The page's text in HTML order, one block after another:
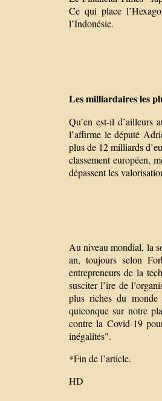
Ce qui place
l’Indonésie.
Les milliardaires les
Qu’en est-il d’ailleurs
l’affirme le député
plus de 12 milliards
classement européen,
dépassent les
Au niveau mondial, la
an, toujours selon
entrepreneurs de la
susciter l’ire de
plus riches du monde
quiconque sur notre
contre la Covid-19
inégalités".
*Fin de l’article.
HD